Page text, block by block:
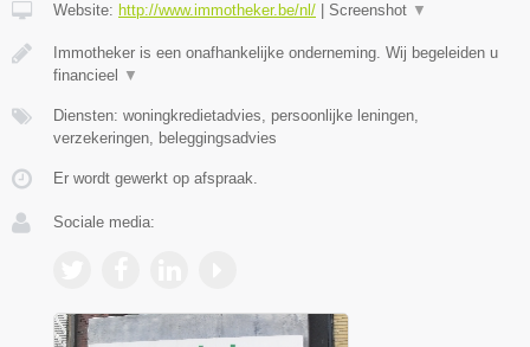
Website: http://www.immotheker.be/nl/ Screenshot ▼
Immotheker is een onafhankelijke onderneming. Wij begeleiden u
financieel
▼
Diensten: woningkredietadvies, persoonlijke leningen,
verzekeringen, beleggingsadvies
Er wordt gewerkt op afspraak.
Sociale media: